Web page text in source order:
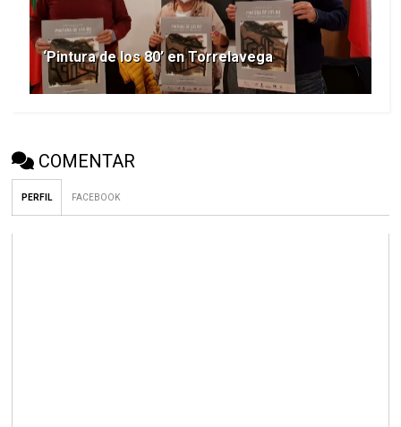
‘Pintura de los 80’ en Torrelavega
COMENTAR
PERFIL FACEBOOK